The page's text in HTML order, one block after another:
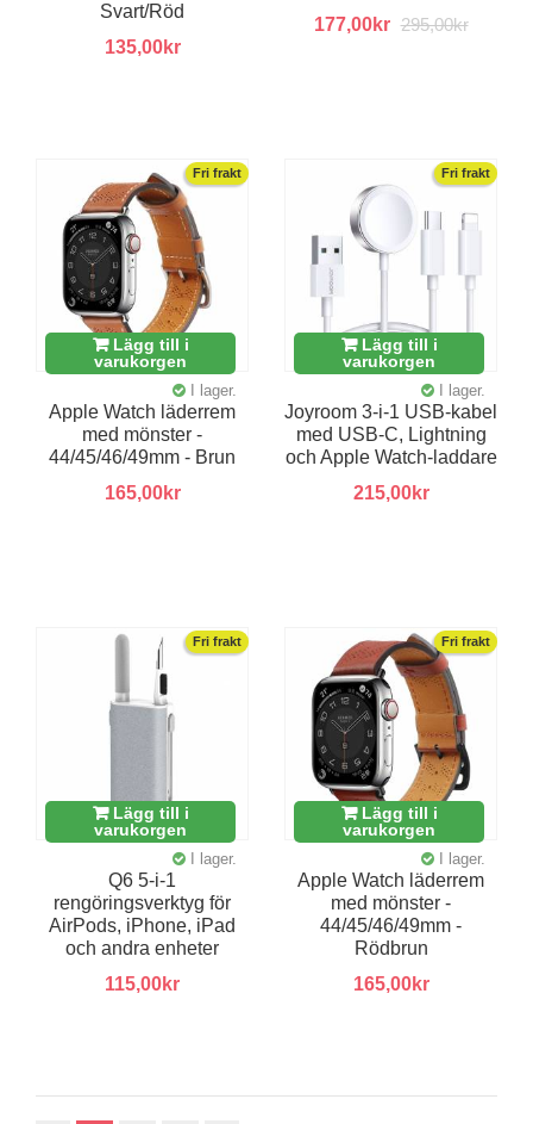
Svart/Röd
135,00kr
177,00kr 295,00kr
Fri frakt
Lägg till i
varukorgen
I lager.
Apple Watch läderrem
med mönster -
44/45/46/49mm - Brun
165,00kr
Fri frakt
Lägg till i
varukorgen
I lager.
Joyroom 3-i-1 USB-kabel
med USB-C, Lightning
och Apple Watch-laddare
215,00kr
Fri frakt
Lägg till i
varukorgen
I lager.
Q6 5-i-1
rengöringsverktyg för
AirPods, iPhone, iPad
och andra enheter
115,00kr
Fri frakt
Lägg till i
varukorgen
I lager.
Apple Watch läderrem
med mönster -
44/45/46/49mm -
Rödbrun
165,00kr